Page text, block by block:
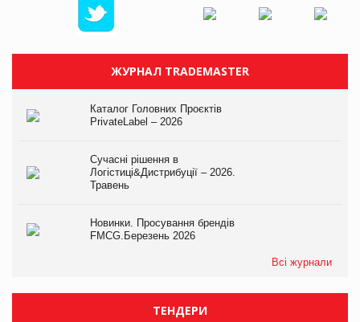
ЖУРНАЛ TRADEMASTER
Каталог Головних Проєктів
PrivateLabel – 2026
Сучасні рішення в
Логістиці&Дистрибуції – 2026.
Травень
Новинки. Просування брендів
FMCG.Березень 2026
Всі журнали
ТЕНДЕРИ